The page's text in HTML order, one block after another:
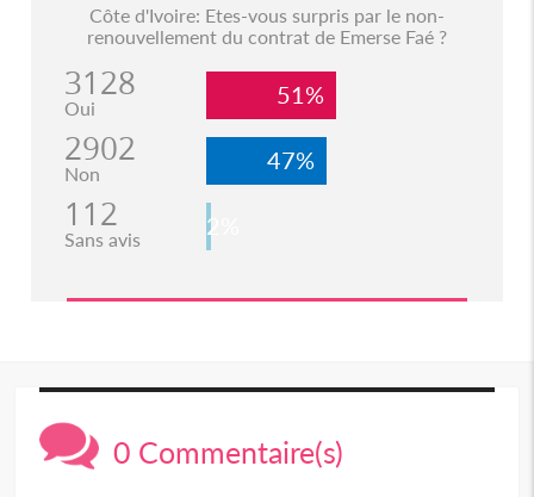
Côte d'Ivoire: Etes-vous surpris par le non-
renouvellement du contrat de Emerse Faé ?
3128
Oui 51%
2902
Non 47%
112
Sans avis 2%
0 Commentaire(s)